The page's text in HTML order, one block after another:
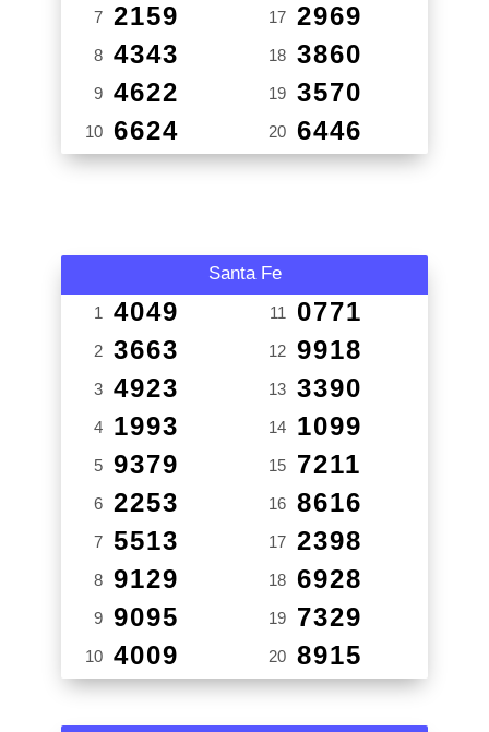
7 2159
8 4343
9 4622
10 6624
17 2969
18 3860
19 3570
20 6446
Santa Fe
1 4049
2 3663
3 4923
4 1993
5 9379
6 2253
7 5513
8 9129
9 9095
10 4009
11 0771
12 9918
13 3390
14 1099
15 7211
16 8616
17 2398
18 6928
19 7329
20 8915